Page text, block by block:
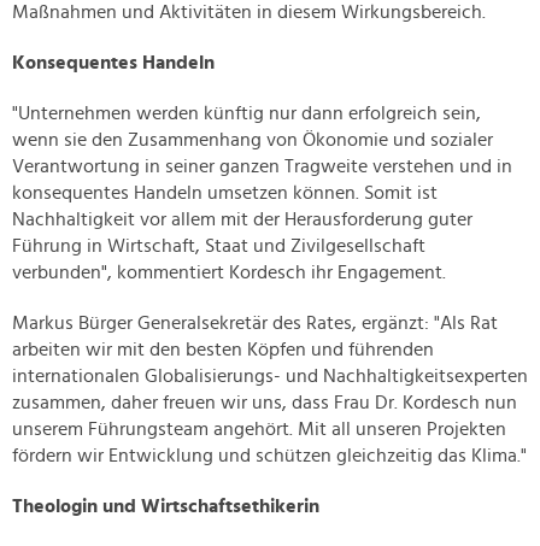
Maßnahmen und Aktivitäten in diesem Wirkungsbereich.
Konsequentes Handeln
"Unternehmen werden künftig nur dann erfolgreich sein,
wenn sie den Zusammenhang von Ökonomie und sozialer
Verantwortung in seiner ganzen Tragweite verstehen und in
konsequentes Handeln umsetzen können. Somit ist
Nachhaltigkeit vor allem mit der Herausforderung guter
Führung in Wirtschaft, Staat und Zivilgesellschaft
verbunden", kommentiert Kordesch ihr Engagement.
Markus Bürger Generalsekretär des Rates, ergänzt: "Als Rat
arbeiten wir mit den besten Köpfen und führenden
internationalen Globalisierungs- und Nachhaltigkeitsexperten
zusammen, daher freuen wir uns, dass Frau Dr. Kordesch nun
unserem Führungsteam angehört. Mit all unseren Projekten
fördern wir Entwicklung und schützen gleichzeitig das Klima."
Theologin und Wirtschaftsethikerin